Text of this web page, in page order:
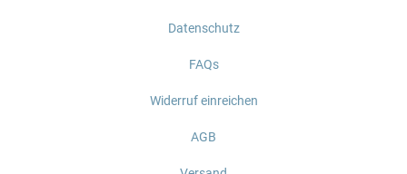
Datenschutz
FAQs
Widerruf einreichen
AGB